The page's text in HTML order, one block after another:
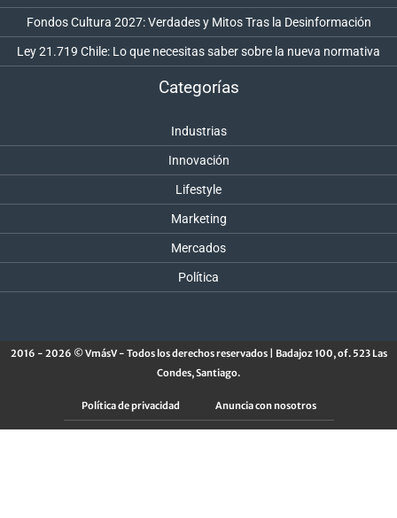
Fondos Cultura 2027: Verdades y Mitos Tras la Desinformación
Ley 21.719 Chile: Lo que necesitas saber sobre la nueva normativa
Categorías
Industrias
Innovación
Lifestyle
Marketing
Mercados
Política
2016 - 2026 © VmásV - Todos los derechos reservados | Badajoz 100, of. 523 Las
Condes, Santiago.
Política de privacidad Anuncia con nosotros